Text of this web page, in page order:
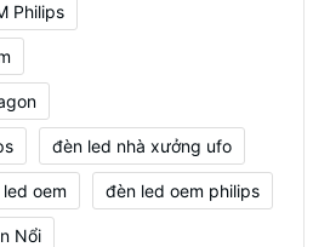
Philips
đèn led nhà xưởng ufo
oem đèn led oem philips
Nổi